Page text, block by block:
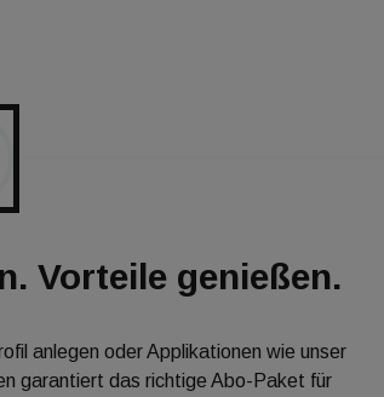
Finanzpartnern wesentlich einfacher
Standorten zu heben.“ Zum Portfolio
Bayern, Baden-Württemberg,
Vorteile genießen.
anlegen oder Applikationen wie unser
garantiert das richtige Abo-Paket für